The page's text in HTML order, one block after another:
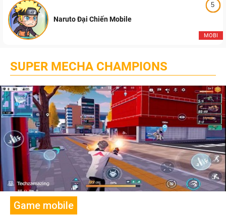
5
MOBI
Naruto Đại Chiến Mobile
SUPER MECHA CHAMPIONS
Game mobile